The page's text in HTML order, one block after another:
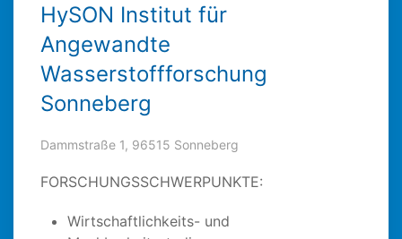
HySON Institut für
Angewandte
Wasserstoffforschung
Sonneberg
Dammstraße 1, 96515 Sonneberg
FORSCHUNGSSCHWERPUNKTE:
Wirtschaftlichkeits- und